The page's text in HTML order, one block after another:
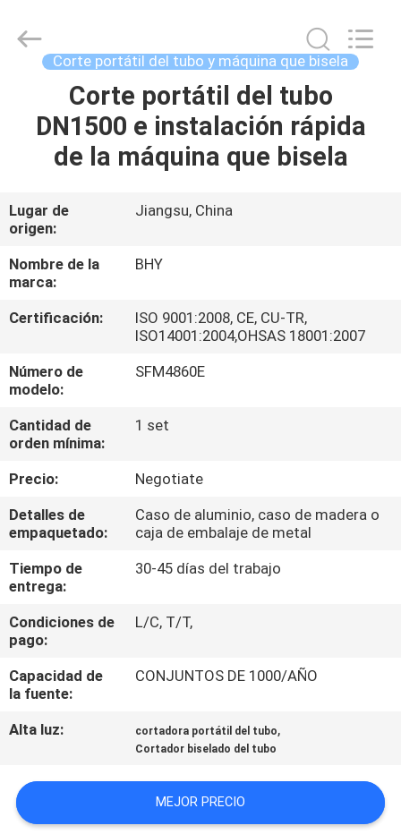
HOGAR
PRODUCTOS
SOBRE
NOSOTROS
VIAJE
DE
LA
FÁBRICA
CONTROL
DE
CALIDAD
MAPA
DEL
SITIO
POLÍTICAS
PRIVACIDAD
Bohyar
Engineering
Technology(Suzhou)Co.,
Corte portátil del tubo y máquina que bisela
Corte portátil del tubo
DN1500 e instalación rápida
de la máquina que bisela
Lugar de
origen:
Jiangsu, China
Nombre de la
marca:
BHY
Certificación:
ISO 9001:2008, CE, CU-TR,
ISO14001:2004,OHSAS 18001:2007
Número de
modelo:
SFM4860E
Cantidad de
orden mínima:
1 set
Precio:
Negotiate
Detalles de
empaquetado:
Caso de aluminio, caso de madera o
caja de embalaje de metal
Tiempo de
entrega:
30-45 días del trabajo
Condiciones de
pago:
L/C, T/T,
Capacidad de
la fuente:
CONJUNTOS DE 1000/AÑO
Alta luz: cortadora portátil del tubo,
Cortador biselado del tubo
MEJOR PRECIO